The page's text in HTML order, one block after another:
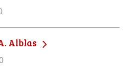
Alblas